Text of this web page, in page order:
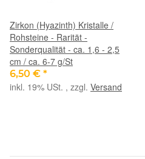
Zirkon (Hyazinth) Kristalle /
Rohsteine - Rarität -
Sonderqualität - ca. 1,6 - 2,5
cm / ca. 6-7 g/St
6,50 € *
inkl. 19% USt. , zzgl. Versand